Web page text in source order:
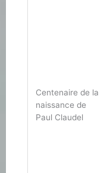
Centenaire de la
naissance de
Paul Claudel